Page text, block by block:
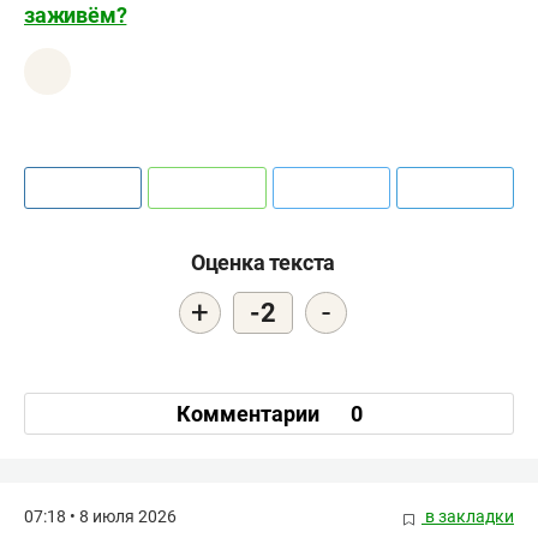
заживём?
Оценка текста
+ -2 -
Комментарии 0
07:18 • 8 июля 2026 в закладки